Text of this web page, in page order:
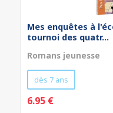
Mes enquêtes à
tournoi des quatr...
Romans jeunesse
dès 7 ans
6.95 €